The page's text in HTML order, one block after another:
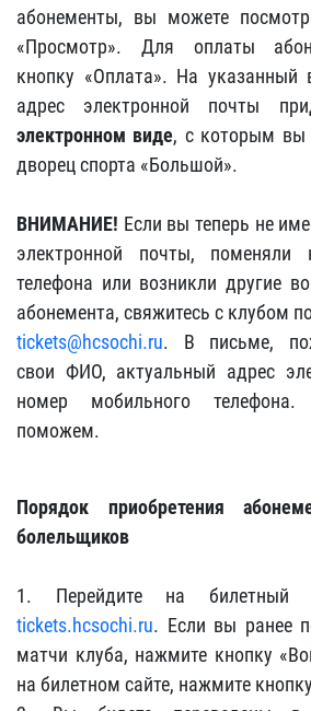
абонементы, вы можете
«Просмотр». Для оплаты
кнопку «Оплата». На указанный
адрес электронной почты
электронном виде, с которым вы
дворец спорта «Большой».
ВНИМАНИЕ! Если вы теперь не
электронной почты, поменяли
телефона или возникли другие
абонемента, свяжитесь с клубом
tickets@hcsochi.ru. В письме,
свои ФИО, актуальный адрес
номер мобильного
поможем.
Порядок приобретения
болельщиков
1. Перейдите на билетный
tickets.hcsochi.ru. Если вы ранее
матчи клуба, нажмите кнопку
на билетном сайте, нажмите